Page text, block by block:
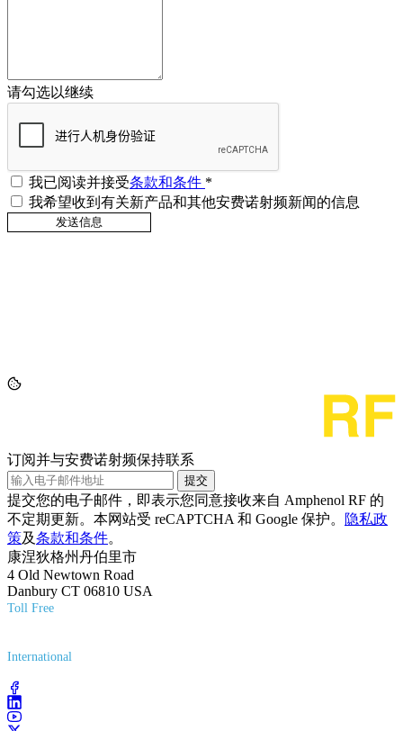
请勾选以继续
我已阅读并接受条款和条件 *
我希望收到有关新产品和其他安费诺射频新闻的信息
订阅并与安费诺射频保持联系
提交
提交您的电子邮件，即表示您同意接收来自 Amphenol RF 的
不定期更新。本网站受 reCAPTCHA 和 Google 保护。
隐私政
策及条款和条件。
康涅狄格州丹伯里市
4 Old Newtown Road
Danbury CT 06810 USA
Toll Free
International